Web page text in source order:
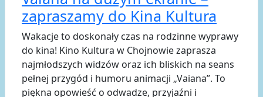
zapraszamy do Kina Kultura
Wakacje to doskonały czas na rodzinne wyprawy
do kina! Kino Kultura w Chojnowie zaprasza
najmłodszych widzów oraz ich bliskich na seans
pełnej przygód i humoru animacji „Vaiana”. To
piękna opowieść o odwadze, przyjaźni i